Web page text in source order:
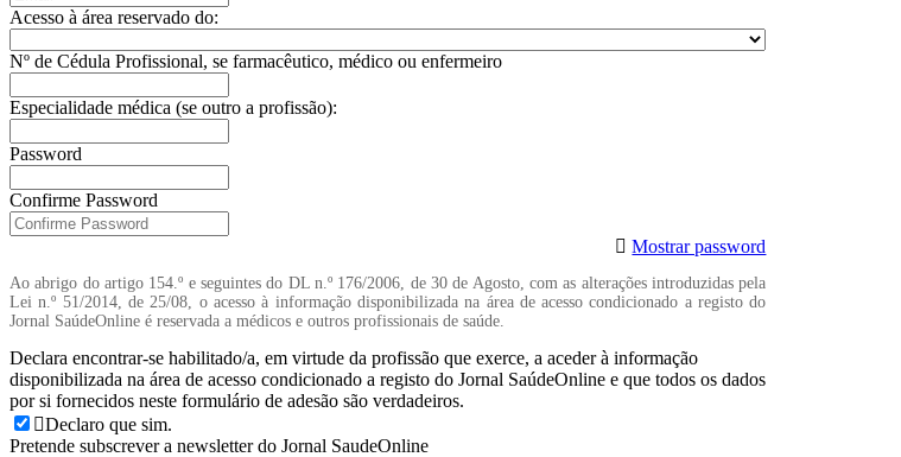
Acesso à área reservado do:
Nº de Cédula Profissional, se farmacêutico, médico ou enfermeiro
Especialidade médica (se outro a profissão):
Password
Confirme Password
Mostrar password
Ao abrigo do artigo 154.º e seguintes do DL n.º 176/2006, de 30 de Agosto, com as alterações introduzidas pela
Lei n.º 51/2014, de 25/08, o acesso à informação disponibilizada na área de acesso condicionado a registo do
Jornal SaúdeOnline é reservada a médicos e outros profissionais de saúde.
Declara encontrar-se habilitado/a, em virtude da profissão que exerce, a aceder à informação
disponibilizada na área de acesso condicionado a registo do Jornal SaúdeOnline e que todos os dados
por si fornecidos neste formulário de adesão são verdadeiros.
Declaro que sim.
Pretende subscrever a newsletter do Jornal SaudeOnline